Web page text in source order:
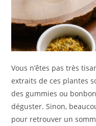
Vous n’êtes pas très
extraits de ces plantes
des gummies ou
déguster. Sinon,
pour retrouver un